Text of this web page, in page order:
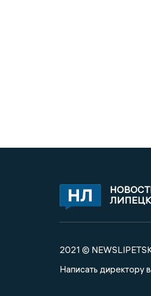
2021 ©
Написать директору